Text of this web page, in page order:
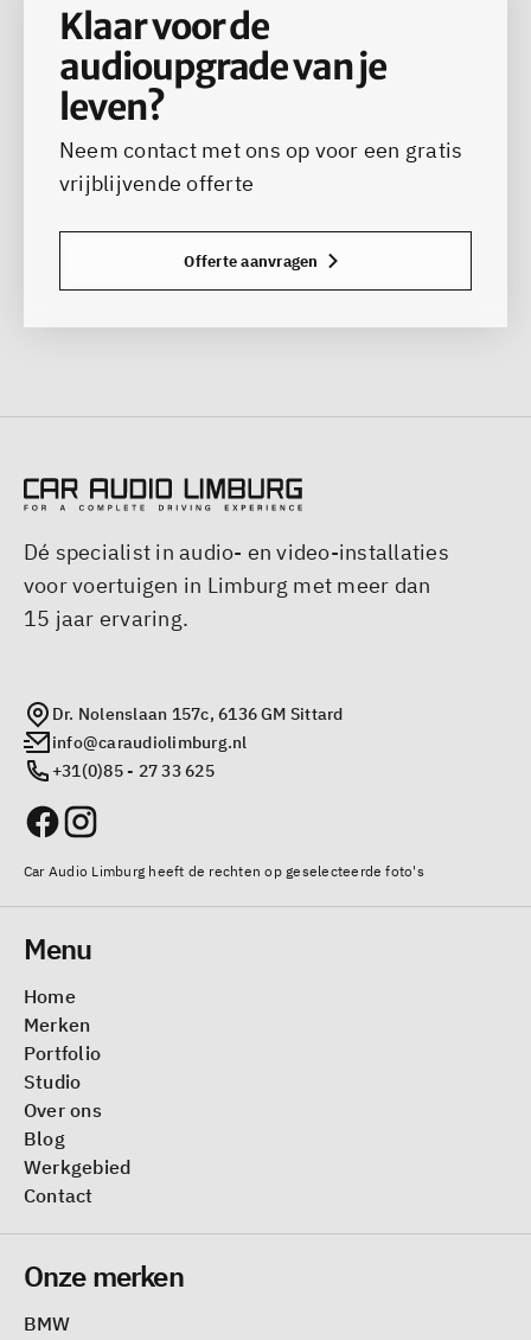
Klaar voor de
audioupgrade van je
leven?
Neem contact met ons op voor een gratis
vrijblijvende offerte
Offerte aanvragen
Dé specialist in audio- en video-installaties
voor voertuigen in Limburg met meer dan
15 jaar ervaring.
Dr. Nolenslaan 157c, 6136 GM Sittard
info@caraudiolimburg.nl
+31(0)85 - 27 33 625
Car Audio Limburg heeft de rechten op geselecteerde foto's
Menu
Home
Merken
Portfolio
Studio
Over ons
Blog
Werkgebied
Contact
Onze merken
BMW